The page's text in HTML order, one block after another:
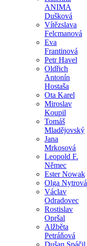
ANIMA
Dušková
Vítězslava
Felcmanová
Eva
Frantinová
Petr Havel
Oldřich
Antonín
Hostaša
Ota Karel
Miroslav
Koupil
Tomáš
Mladějovský
Jana
Mrkosová
Leopold F.
Němec
Ester Nowak
Olga Nytrová
Václav
Odradovec
Rostislav
Opršal
Alžběta
Petráňová
Dušan Spáčil